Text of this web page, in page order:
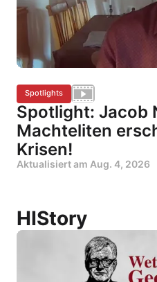
Spotlights
Spotlight: Jacob
Machteliten
Krisen!
Aktualisiert am Aug. 4, 2026
HIStory